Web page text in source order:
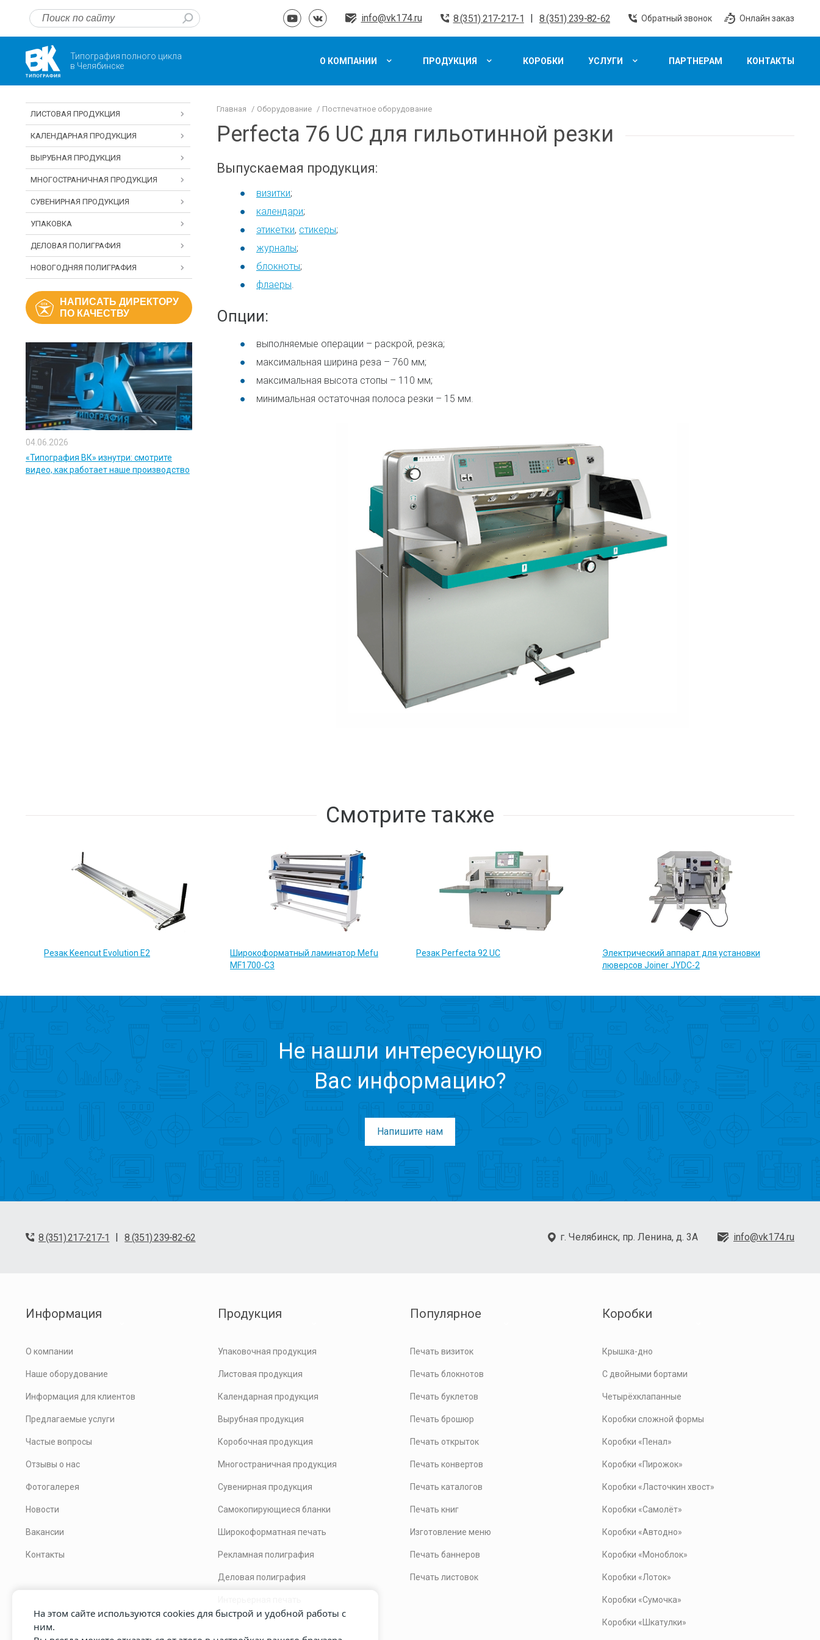
info@vk174.ru 8 (351) 217-217-1 | 8 (351) 239-82-62 Обратный звонок Онлайн заказ
Типография полного цикла
в Челябинске
О КОМПАНИИ ПРОДУКЦИЯ КОРОБКИ УСЛУГИ ПАРТНЕРАМ КОНТАКТЫ
ЛИСТОВАЯ ПРОДУКЦИЯ
КАЛЕНДАРНАЯ ПРОДУКЦИЯ
ВЫРУБНАЯ ПРОДУКЦИЯ
МНОГОСТРАНИЧНАЯ ПРОДУКЦИЯ
СУВЕНИРНАЯ ПРОДУКЦИЯ
УПАКОВКА
ДЕЛОВАЯ ПОЛИГРАФИЯ
НОВОГОДНЯЯ ПОЛИГРАФИЯ
НАПИСАТЬ ДИРЕКТОРУ
ПО КАЧЕСТВУ
04.06.2026
«Типография ВК» изнутри: смотрите
видео, как работает наше производство
Главная Оборудование Постпечатное оборудование
Perfecta 76 UC для гильотинной резки
Выпускаемая продукция:
визитки;
календари;
этикетки, стикеры;
журналы;
блокноты;
флаеры.
Опции:
выполняемые операции – раскрой, резка;
максимальная ширина реза – 760 мм;
максимальная высота стопы – 110 мм;
минимальная остаточная полоса резки – 15 мм.
Смотрите также
Резак Keencut Evolution E2
Широкоформатный ламинатор Mefu
MF1700-C3
Резак Perfecta 92 UC
Электрический аппарат для установки
люверсов Joiner JYDС-2
Не нашли интересующую
Вас информацию?
Напишите нам
8 (351) 217-217-1 | 8 (351) 239-82-62 г. Челябинск, пр. Ленина, д. 3А info@vk174.ru
Информация
О компании
Наше оборудование
Информация для клиентов
Предлагаемые услуги
Частые вопросы
Отзывы о нас
Фотогалерея
Новости
Вакансии
Контакты
Продукция
Упаковочная продукция
Листовая продукция
Календарная продукция
Вырубная продукция
Коробочная продукция
Многостраничная продукция
Сувенирная продукция
Самокопирующиеся бланки
Широкоформатная печать
Рекламная полиграфия
Деловая полиграфия
Популярное
Печать визиток
Печать блокнотов
Печать буклетов
Печать брошюр
Печать открыток
Печать конвертов
Печать каталогов
Печать книг
Изготовление меню
Печать баннеров
Печать листовок
Коробки
Крышка-дно
С двойными бортами
Четырёхклапанные
Коробки сложной формы
Коробки «Пенал»
Коробки «Пирожок»
Коробки «Ласточкин хвост»
Коробки «Самолёт»
Коробки «Автодно»
Коробки «Моноблок»
Коробки «Лоток»
Коробки «Сумочка»
Коробки «Шкатулки»
На этом сайте используются cookies для быстрой и удобной работы с
ним.